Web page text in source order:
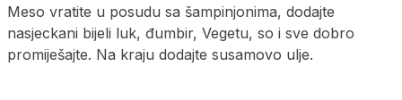
Meso vratite u posudu sa šampinjonima, dodajte
nasjeckani bijeli luk, đumbir, Vegetu, so i sve dobro
promiješajte. Na kraju dodajte susamovo ulje.